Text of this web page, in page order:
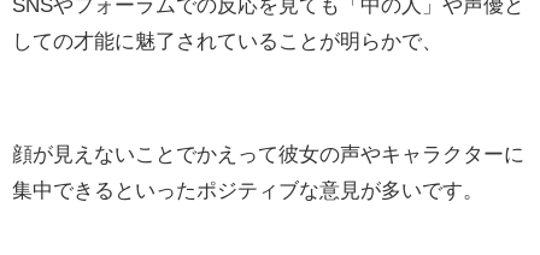
SNSやフォーラムでの反応を見ても「中の人」や声優と
しての才能に魅了されていることが明らかで、
顔が見えないことでかえって彼女の声やキャラクターに
集中できるといったポジティブな意見が多いです。